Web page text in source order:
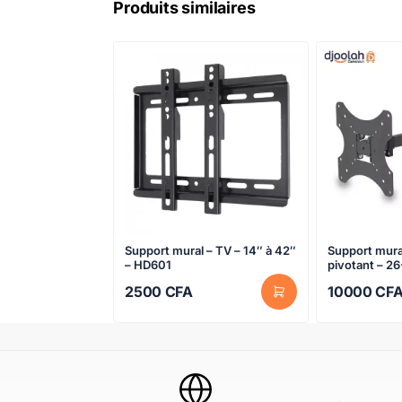
Produits similaires
Support mural – TV – 14″ à 42″
– HD601
2500 CFA
Support
pivotant –
10000